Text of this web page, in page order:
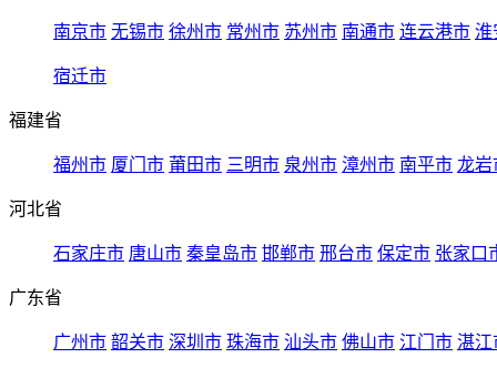
南京市 无锡市 徐州市 常州市 苏州市 南通市 连云港市 淮
宿迁市
福建省
福州市 厦门市 莆田市 三明市 泉州市 漳州市 南平市 龙岩
河北省
石家庄市 唐山市 秦皇岛市 邯郸市 邢台市 保定市 张家口
广东省
广州市 韶关市 深圳市 珠海市 汕头市 佛山市 江门市 湛江